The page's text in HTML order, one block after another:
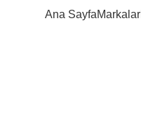
Ana SayfaMarkalar